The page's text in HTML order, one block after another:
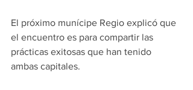
El próximo munícipe Regio explicó que
el encuentro es para compartir las
prácticas exitosas que han tenido
ambas capitales.